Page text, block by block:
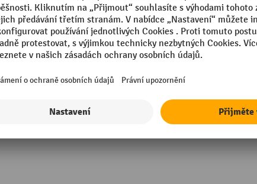
m
pěna
Snižující vibrace
Stupeň namáhání
Tlačítko mrtvého muže
Tloušťka
Zobrazit všechny technické údaje